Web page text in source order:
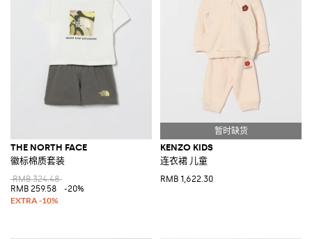
THE NORTH FACE
徽标棉质套装
RMB 324.48
RMB 259.58
-20%
KENZO KIDS
连衣裙 儿童
RMB 1,622.30